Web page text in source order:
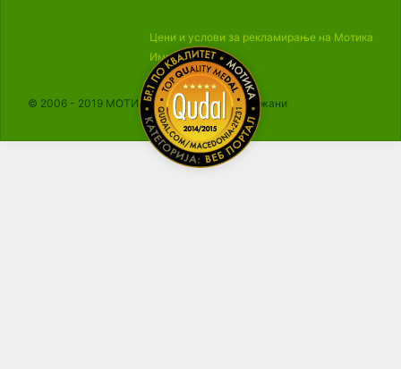
Цени и услови за рекламирање на Мотика
Импресум
© 2006 - 2019 МОТИКА, Сите права се задржани